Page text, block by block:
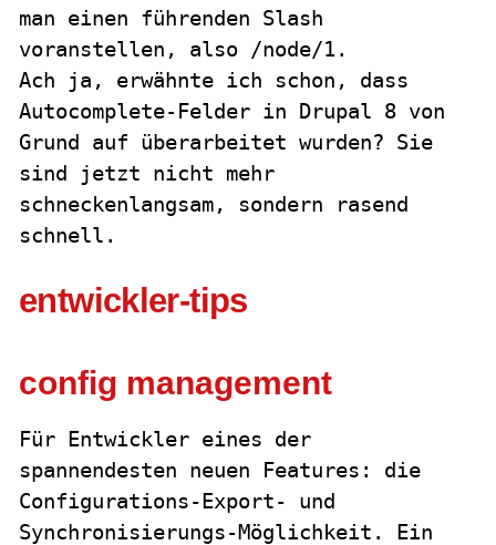
man einen führenden Slash
voranstellen, also /node/1.
Ach ja, erwähnte ich schon, dass
Autocomplete-Felder in Drupal 8 von
Grund auf überarbeitet wurden? Sie
sind jetzt nicht mehr
schneckenlangsam, sondern rasend
schnell.
entwickler-tips
config management
Für Entwickler eines der
spannendesten neuen Features: die
Configurations-Export- und
Synchronisierungs-Möglichkeit. Ein